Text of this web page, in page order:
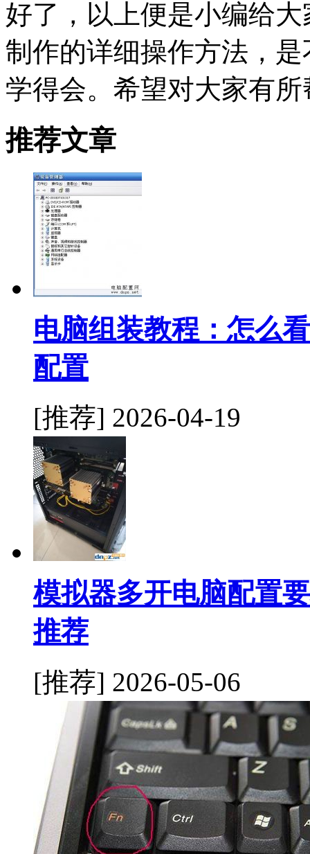
好了，以上便是小编给
制作的详细操作方法，
学得会。希望对大家有所
推荐文章
电脑组装教程：怎么
配置
[推荐] 2026-04-19
模拟器多开电脑配置
推荐
[推荐] 2026-05-06